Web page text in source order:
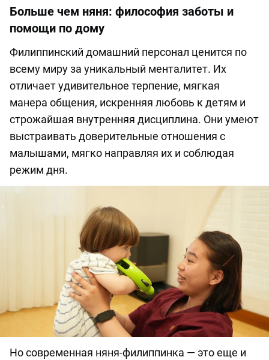
Больше чем няня: философия заботы и
помощи по дому
Филиппинский домашний персонал ценится по
всему миру за уникальный менталитет. Их
отличает удивительное терпение, мягкая
манера общения, искренняя любовь к детям и
строжайшая внутренняя дисциплина. Они умеют
выстраивать доверительные отношения с
малышами, мягко направляя их и соблюдая
режим дня.
Но современная няня-филиппинка — это еще и